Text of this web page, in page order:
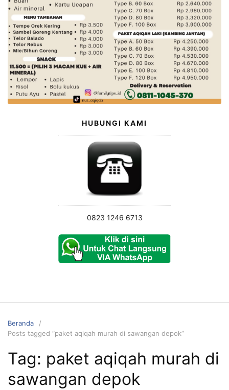
HUBUNGI KAMI
0823 1246 6713
Beranda
Posts tagged “paket aqiqah murah di sawangan depok”
Tag: paket aqiqah murah di
sawangan depok